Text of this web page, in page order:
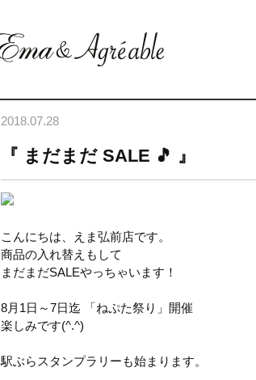
2018.07.28
『 まだまだ SALE 🎵 』
こんにちは、えま弘前店です。
商品の入れ替えもして
まだまだSALEやっちゃいます！
8月1日～7日迄 「ねぷた祭り」開催
楽しみです(^.^)
駅ぶらスタンプラリーも始まります。